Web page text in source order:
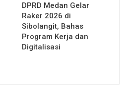
DPRD Medan Gelar
Raker 2026 di
Sibolangit, Bahas
Program Kerja dan
Digitalisasi